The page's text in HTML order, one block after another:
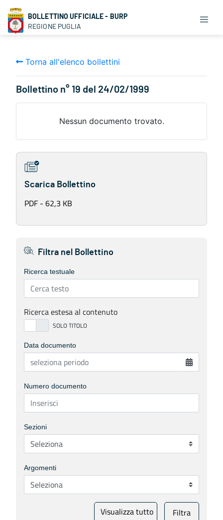
BOLLETTINO UFFICIALE - BURP
REGIONE PUGLIA
Torna all'elenco bollettini
Bollettino n° 19 del 24/02/1999
Nessun documento trovato.
Scarica Bollettino
PDF - 62,3 KB
Filtra nel Bollettino
Ricerca testuale
Ricerca estesa al contenuto
Data documento
Numero documento
Sezioni
Argomenti
Visualizza tutto Filtra